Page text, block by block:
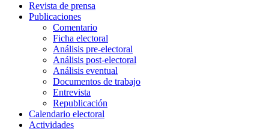
Revista de prensa
Publicaciones
Comentario
Ficha electoral
Análisis pre-electoral
Análisis post-electoral
Análisis eventual
Documentos de trabajo
Entrevista
Republicación
Calendario electoral
Actividades